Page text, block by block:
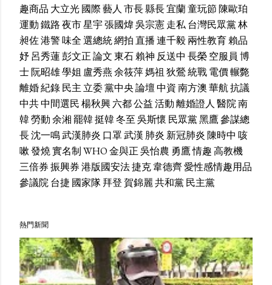
趣商品 大立光國際藝人 市長縣長宜蘭童玩節陳歐珀
運動鐵路夜市星宇張國煒吳宗憲走私台灣民眾黨林
昶佐港警味全選總統網拍直播連千毅兩性教育賴品
妤呂秀蓮彭文正論文東石賴神 反送中 長榮空服員 博
士阮昭雄學姐 盧秀燕余筱萍媽祖 狄鶯統戰電價輾斃
離婚紀錄民主 立委黨中央論壇中資南方澳華航抗議
中共中間選民楊秋興六都公益活動離婚證人 醫院南
韓勞動余湘罷韓挺韓冬至吳斯懷 民眾黨黑鷹參謀總
長沈一鳴武漢肺炎 口罩武漢 肺炎 新冠肺炎陳時中 咳
嗽發燒實名制WHO金與正吳怡農 勇鷹情趣高教機
三倍券振興券港版國安法捷克韋德齊愛性感情趣用品
參議院台捷 國家隊拜登賀錦麗共和黨民主黨
熱門新聞